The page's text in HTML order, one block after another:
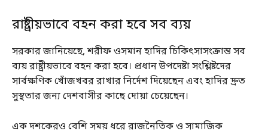
রাষ্ট্রীয়ভাবে বহন করা হবে সব ব্যয়
সরকার জানিয়েছে, শরীফ ওসমান হাদির চিকিৎসাসংক্রান্ত সব
ব্যয় রাষ্ট্রীয়ভাবে বহন করা হবে। প্রধান উপদেষ্টা সংশ্লিষ্টদের
সার্বক্ষণিক খোঁজখবর রাখার নির্দেশ দিয়েছেন এবং হাদির দ্রুত
সুস্থতার জন্য দেশবাসীর কাছে দোয়া চেয়েছেন।
এক দশকেরও বেশি সময় ধরে রাজনৈতিক ও সামাজিক